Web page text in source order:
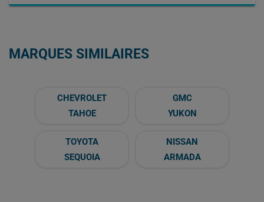
MARQUES SIMILAIRES
CHEVROLET
TAHOE
GMC
YUKON
TOYOTA
SEQUOIA
NISSAN
ARMADA